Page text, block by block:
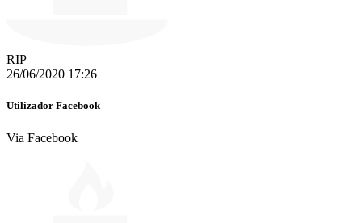
RIP
26/06/2020 17:26
Utilizador Facebook
Via Facebook